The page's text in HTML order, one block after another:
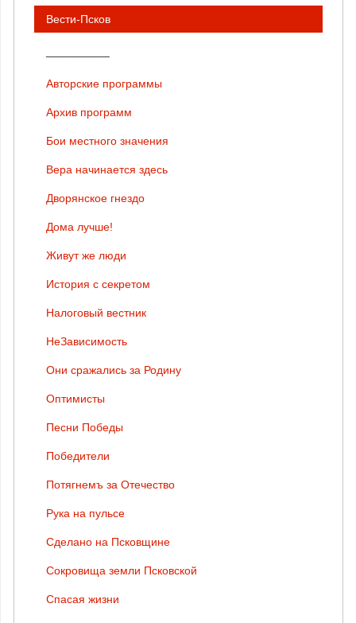
Вести-Псков
Авторские программы
Архив программ
Бои местного значения
Вера начинается здесь
Дворянское гнездо
Дома лучше!
Живут же люди
История с секретом
Налоговый вестник
НеЗависимость
Они сражались за Родину
Оптимисты
Песни Победы
Победители
Потягнемъ за Отечество
Рука на пульсе
Сделано на Псковщине
Сокровища земли Псковской
Спасая жизни